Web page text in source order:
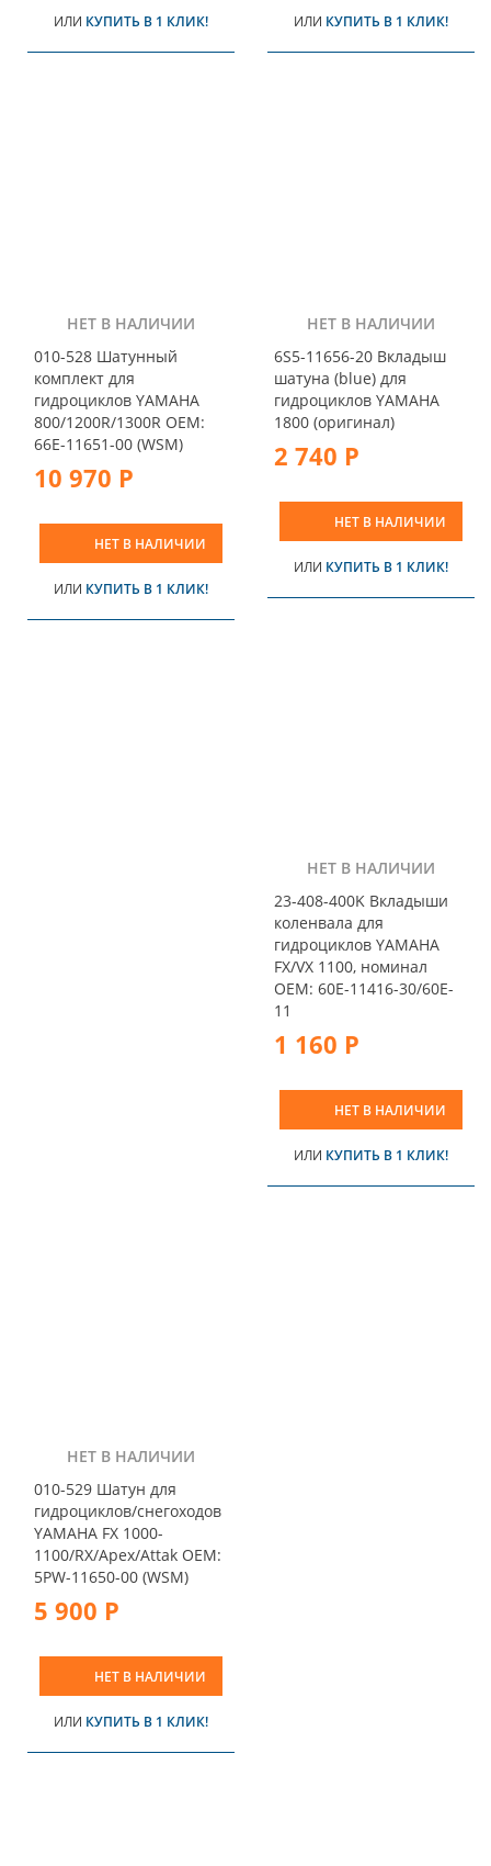
ИЛИ КУПИТЬ В 1 КЛИК! ИЛИ КУПИТЬ В 1 КЛИК!
НЕТ В НАЛИЧИИ
010-528 Шатунный
комплект для
гидроциклов YAMAHA
800/1200R/1300R OEM:
66E-11651-00 (WSM)
10 970 Р
НЕТ В НАЛИЧИИ
ИЛИ КУПИТЬ В 1 КЛИК!
НЕТ В НАЛИЧИИ
6S5-11656-20 Вкладыш
шатуна (blue) для
гидроциклов YAMAHA
1800 (оригинал)
2 740 Р
НЕТ В НАЛИЧИИ
ИЛИ КУПИТЬ В 1 КЛИК!
НЕТ В НАЛИЧИИ
23-408-400K Вкладыши
коленвала для
гидроциклов YAMAHA
FX/VX 1100, номинал
OEM: 60E-11416-30/60E-
11
1 160 Р
НЕТ В НАЛИЧИИ
ИЛИ КУПИТЬ В 1 КЛИК!
НЕТ В НАЛИЧИИ
010-529 Шатун для
гидроциклов/снегоходов
YAMAHA FX 1000-
1100/RX/Apex/Attak OEM:
5PW-11650-00 (WSM)
5 900 Р
НЕТ В НАЛИЧИИ
ИЛИ КУПИТЬ В 1 КЛИК!